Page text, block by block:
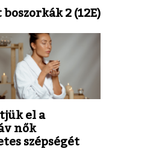
2 (12E)
el a
nők
szépségét